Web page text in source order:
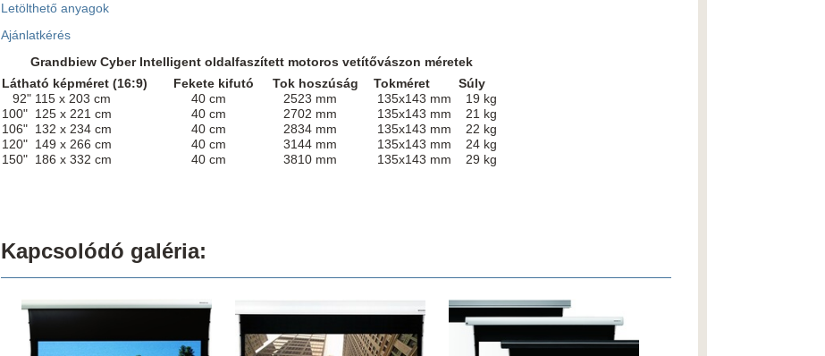
Letölthető anyagok
Ajánlatkérés
Grandbiew Cyber Intelligent oldalfaszített motoros vetítővászon méretek
Látható képméret (16:9)
Fekete kifutó Tok hoszúság Tokméret
Súly
92" 115 x 203 cm
40 cm 2523 mm 135x143 mm
19 kg
100" 125 x 221 cm
40 cm 2702 mm 135x143 mm
21 kg
106" 132 x 234 cm
40 cm 2834 mm 135x143 mm
22 kg
120" 149 x 266 cm
40 cm 3144 mm 135x143 mm
24 kg
150" 186 x 332 cm
40 cm 3810 mm 135x143 mm 29 kg
Kapcsolódó galéria: